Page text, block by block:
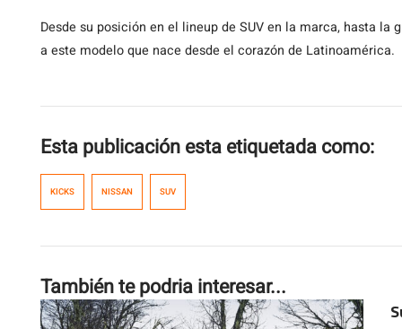
Desde su posición en el lineup de SUV en la marca, hasta
a este modelo que nace desde el corazón de Latinoamérica.
Esta publicación esta etiquetada como:
KICKS NISSAN SUV
También te podria interesar...